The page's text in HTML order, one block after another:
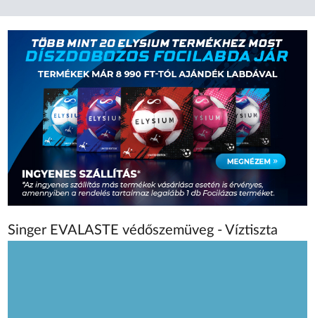
Singer EVALASTE védőszemüveg - Víztiszta